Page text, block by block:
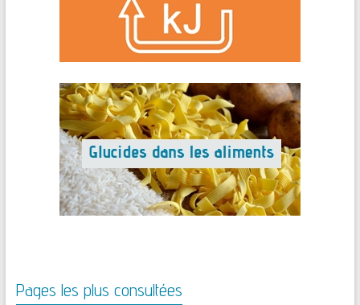
Pages les plus consultées